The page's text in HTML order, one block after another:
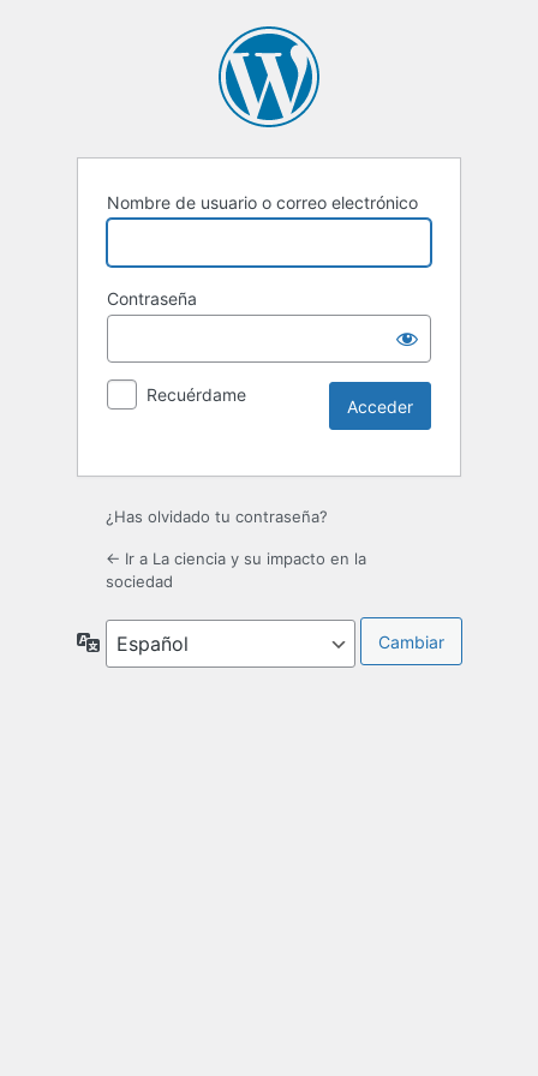
Nombre de usuario o correo electrónico
Contraseña
Recuérdame
¿Has olvidado tu contraseña?
← Ir a La ciencia y su impacto en la
sociedad
Idioma